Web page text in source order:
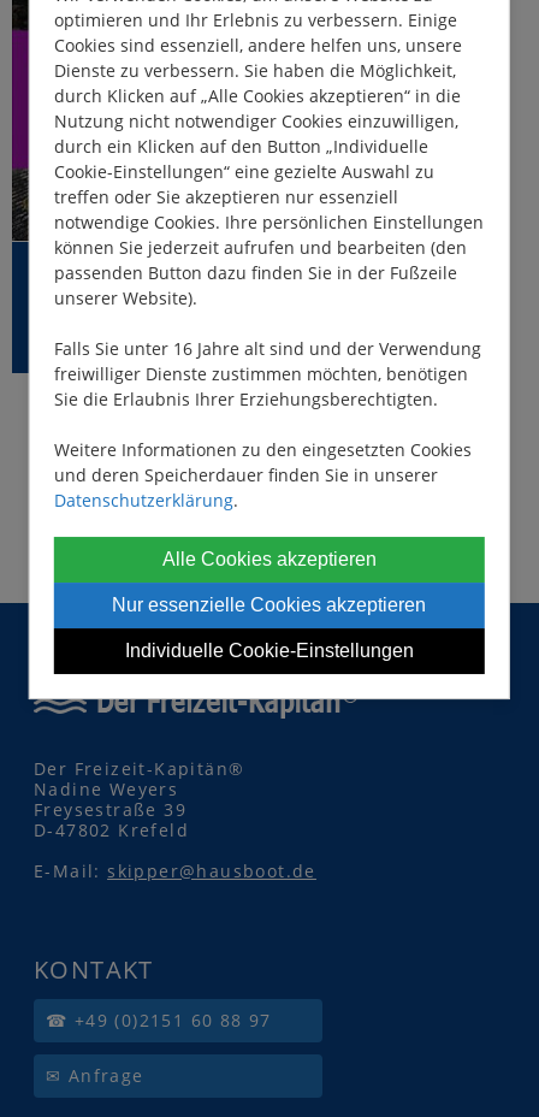
optimieren und Ihr Erlebnis zu verbessern. Einige
Cookies sind essenziell, andere helfen uns, unsere
Dienste zu verbessern. Sie haben die Möglichkeit,
durch Klicken auf „Alle Cookies akzeptieren“ in die
Nutzung nicht notwendiger Cookies einzuwilligen,
durch ein Klicken auf den Button „Individuelle
Cookie-Einstellungen“ eine gezielte Auswahl zu
treffen oder Sie akzeptieren nur essenziell
notwendige Cookies. Ihre persönlichen Einstellungen
können Sie jederzeit aufrufen und bearbeiten (den
passenden Button dazu finden Sie in der Fußzeile
unserer Website).
Falls Sie unter 16 Jahre alt sind und der Verwendung
freiwilliger Dienste zustimmen möchten, benötigen
Sie die Erlaubnis Ihrer Erziehungsberechtigten.
Weitere Informationen zu den eingesetzten Cookies
und deren Speicherdauer finden Sie in unserer
Datenschutzerklärung.
Alle Cookies akzeptieren
Nur essenzielle Cookies akzeptieren
Individuelle Cookie-Einstellungen
Urlaubsküche
(Katharina Bodenstein, Jutta Schneider)
Der Freizeit-Kapitän®
Nadine Weyers
Freysestraße 39
D-47802 Krefeld
E-Mail: skipper@hausboot.de
KONTAKT
☎ +49 (0)2151 60 88 97
✉ Anfrage